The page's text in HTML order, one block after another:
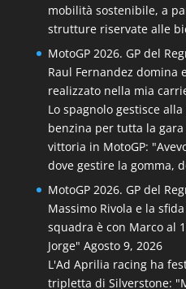
mobilità sostenibile, a
strutture riservate alle
MotoGP 2026. GP del
Raul Fernandez domina
realizzato nella mia
Lo spagnolo gestisce
benzina per tutta la
vittoria in MotoGP:
dove gestire la gomma,
MotoGP 2026. GP del
Massimo Rivola e la
squadra è con Marco al
Jorge" Agosto 9, 2026
L'Ad Aprilia racing ha
tripletta di Silverstone: